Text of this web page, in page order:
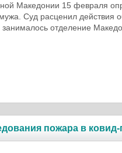
Македонии 15 февраля
Суд расценил действия
отделение
пожара в ковид-